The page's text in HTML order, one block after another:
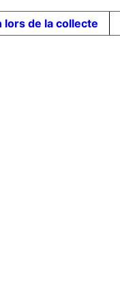
lors de la collecte